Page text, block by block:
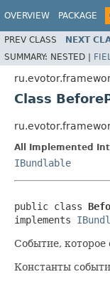
OVERVIEW PACKAGE
PREV CLASS NEXT
SUMMARY: NESTED |
Class
All Implemented
IBundlable
public class
implements
Событие,
Константы